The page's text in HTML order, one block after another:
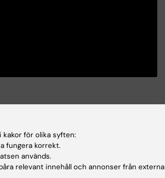
Innehållsgranskare:
kakor för olika syften:
fungera korrekt.
används.
relevant innehåll och annonser från externa